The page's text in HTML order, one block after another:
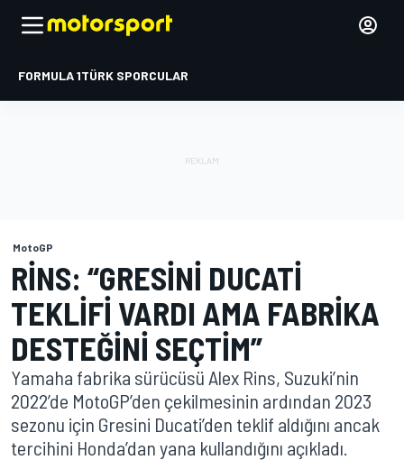
FORMULA 1TÜRK SPORCULAR
MotoGP
RINS: “GRESINI DUCATI
TEKLIFI VARDI AMA FABRIKA
DESTEĞINI SEÇTIM”
Yamaha fabrika sürücüsü Alex Rins, Suzuki’nin
2022’de MotoGP’den çekilmesinin ardından 2023
sezonu için Gresini Ducati’den teklif aldığını ancak
tercihini Honda’dan yana kullandığını açıkladı.